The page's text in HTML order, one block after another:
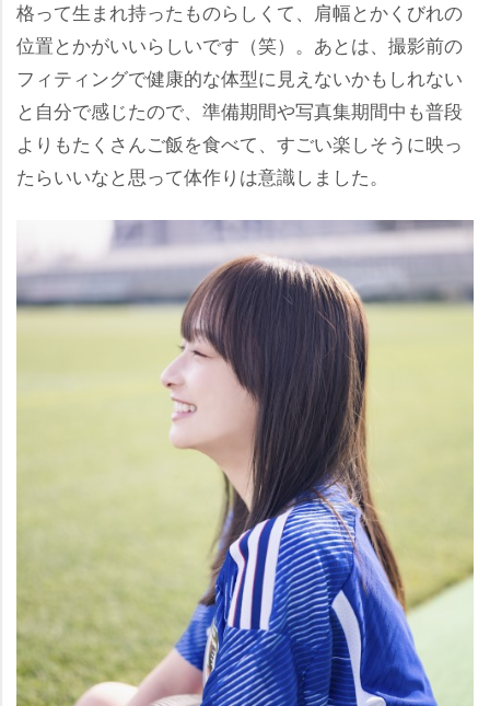
格って生まれ持ったものらしくて、肩幅とかくびれの
位置とかがいいらしいです（笑）。あとは、撮影前の
フィティングで健康的な体型に見えないかもしれない
と自分で感じたので、準備期間や写真集期間中も普段
よりもたくさんご飯を食べて、すごい楽しそうに映っ
たらいいなと思って体作りは意識しました。